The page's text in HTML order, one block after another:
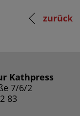
zurück
Kathpress
7/6/2
83